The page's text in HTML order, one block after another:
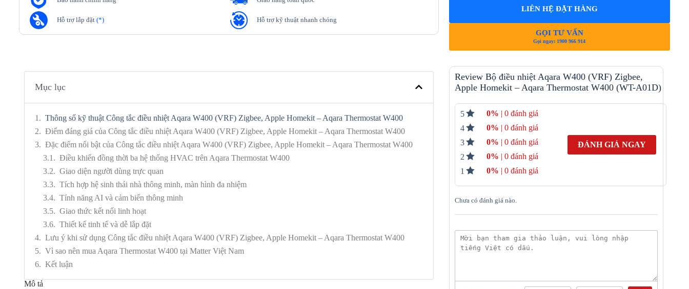
Hỗ trợ lắp đặt (*) Hỗ trợ kỹ thuật nhanh chóng
LIÊN HỆ ĐẶT HÀNG
GỌI TƯ VẤN
Gọi ngay: 1900 966 914
Mục lục
Thông số kỹ thuật Công tắc điều nhiệt Aqara W400 (VRF) Zigbee, Apple Homekit – Aqara Thermostat W400
Điểm đáng giá của Công tắc điều nhiệt Aqara W400 (VRF) Zigbee, Apple Homekit – Aqara Thermostat W400
Đặc điểm nổi bật của Công tắc điều nhiệt Aqara W400 (VRF) Zigbee, Apple Homekit – Aqara Thermostat W400
Điều khiển đồng thời ba hệ thống HVAC trên Aqara Thermostat W400
Giao diện người dùng trực quan
Tích hợp hệ sinh thái nhà thông minh, màn hình đa nhiệm
Tính năng AI và cảm biến thông minh
Giao thức kết nối linh hoạt​
Thiết kế tinh tế và dễ lắp đặt
Lưu ý khi sử dụng Công tắc điều nhiệt Aqara W400 (VRF) Zigbee, Apple Homekit – Aqara Thermostat W400
Vì sao nên mua Aqara Thermostat W400 tại Matter Việt Nam
Kết luận
Mô tả
Review Bộ điều nhiệt Aqara W400 (VRF) Zigbee,
Apple Homekit – Aqara Thermostat W400 (WT-A01D)
5 0% | 0 đánh giá
4
0% | 0 đánh giá
3
0% | 0 đánh giá
2
0% | 0 đánh giá
1
0% | 0 đánh giá
ĐÁNH GIÁ NGAY
Chưa có đánh giá nào.